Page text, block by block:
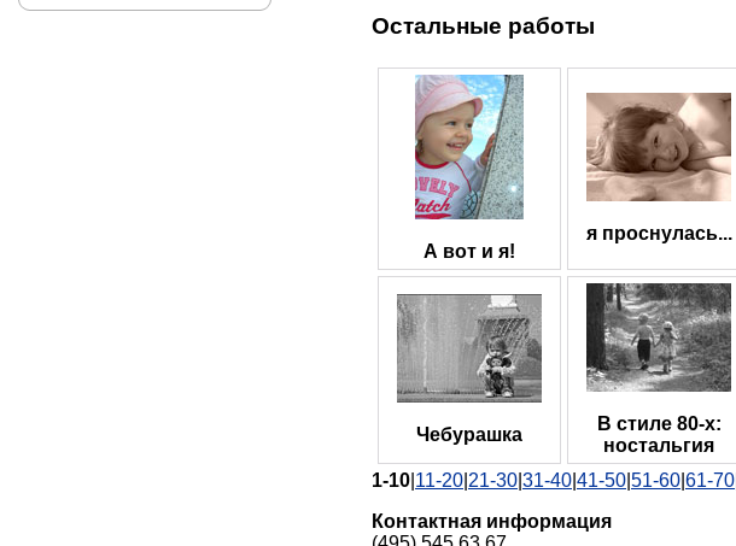
Остальные работы
А вот и я!
я проснулась...
Чебурашка
В стиле 80-х:
ностальгия
1-10 11-20 21-30 31-40 41-50 51-60 61-70
Контактная информация